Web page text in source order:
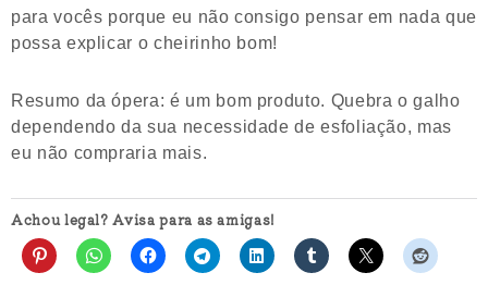
para vocês porque eu não consigo pensar em nada que
possa explicar o cheirinho bom!
Resumo da ópera: é um bom produto. Quebra o galho
dependendo da sua necessidade de esfoliação, mas
eu não compraria mais.
Achou legal? Avisa para as amigas!